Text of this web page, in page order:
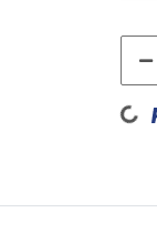
Loading...